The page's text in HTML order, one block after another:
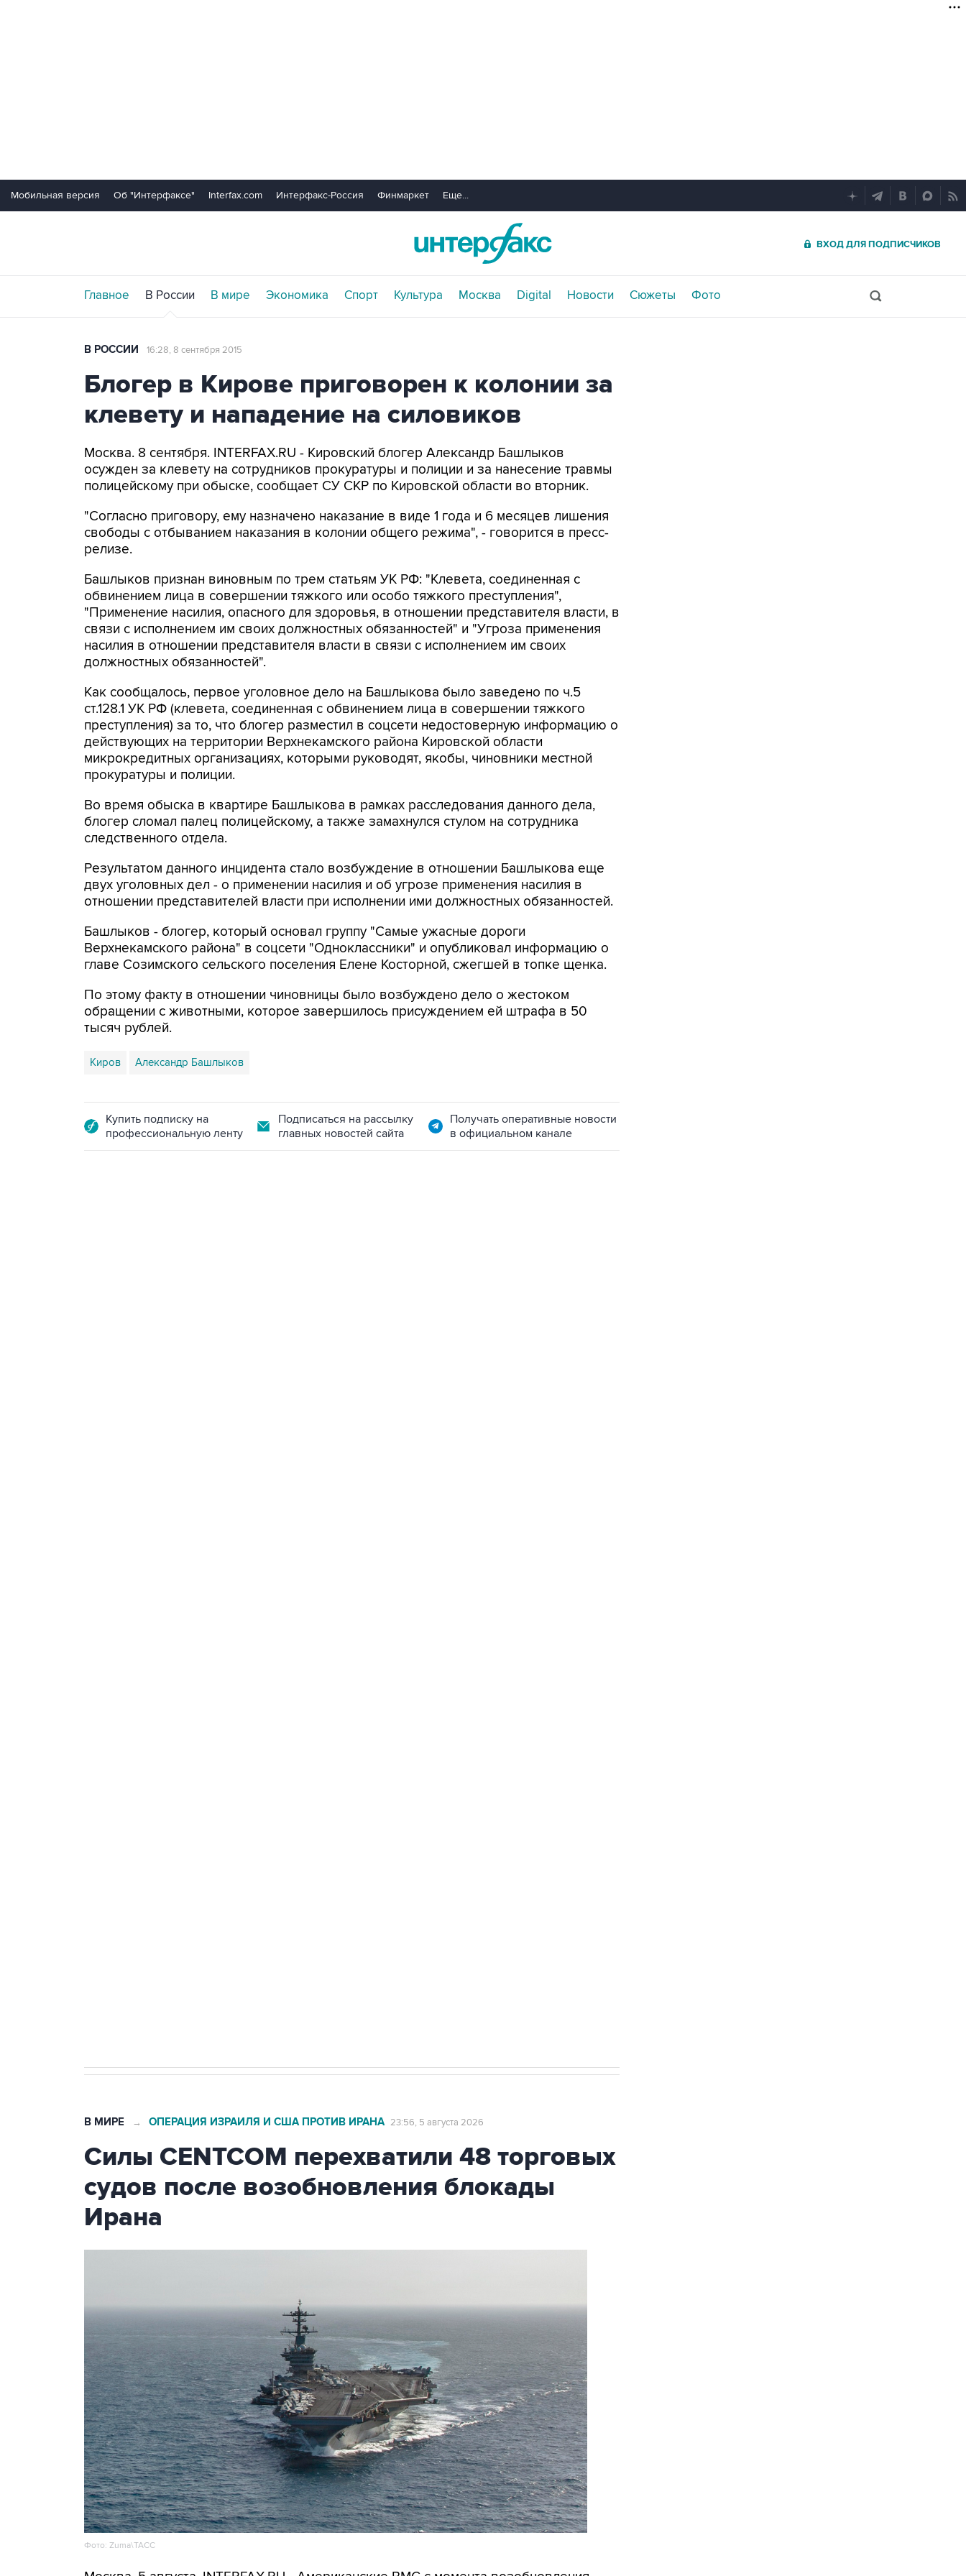
Мобильная версия Об "Интерфаксе" Interfax.com Интерфакс-Россия Финмаркет Еще...
ВХОД ДЛЯ ПОДПИСЧИКОВ
Главное В России В мире Экономика Спорт Культура Москва Digital Новости Сюжеты Фото
В РОССИИ 16:28, 8 сентября 2015
Блогер в Кирове приговорен к колонии за
клевету и нападение на силовиков
Москва. 8 сентября. INTERFAX.RU - Кировский блогер Александр Башлыков
осужден за клевету на сотрудников прокуратуры и полиции и за нанесение травмы
полицейскому при обыске, сообщает СУ СКР по Кировской области во вторник.
"Согласно приговору, ему назначено наказание в виде 1 года и 6 месяцев лишения
свободы с отбыванием наказания в колонии общего режима", - говорится в пресс-
релизе.
Башлыков признан виновным по трем статьям УК РФ: "Клевета, соединенная с
обвинением лица в совершении тяжкого или особо тяжкого преступления",
"Применение насилия, опасного для здоровья, в отношении представителя власти, в
связи с исполнением им своих должностных обязанностей" и "Угроза применения
насилия в отношении представителя власти в связи с исполнением им своих
должностных обязанностей".
Как сообщалось, первое уголовное дело на Башлыкова было заведено по ч.5
ст.128.1 УК РФ (клевета, соединенная с обвинением лица в совершении тяжкого
преступления) за то, что блогер разместил в соцсети недостоверную информацию о
действующих на территории Верхнекамского района Кировской области
микрокредитных организациях, которыми руководят, якобы, чиновники местной
прокуратуры и полиции.
Во время обыска в квартире Башлыкова в рамках расследования данного дела,
блогер сломал палец полицейскому, а также замахнулся стулом на сотрудника
следственного отдела.
Результатом данного инцидента стало возбуждение в отношении Башлыкова еще
двух уголовных дел - о применении насилия и об угрозе применения насилия в
отношении представителей власти при исполнении ими должностных обязанностей.
Башлыков - блогер, который основал группу "Самые ужасные дороги
Верхнекамского района" в соцсети "Одноклассники" и опубликовал информацию о
главе Созимского сельского поселения Елене Косторной, сжегшей в топке щенка.
По этому факту в отношении чиновницы было возбуждено дело о жестоком
обращении с животными, которое завершилось присуждением ей штрафа в 50
тысяч рублей.
Киров Александр Башлыков
Купить подписку на
профессиональную ленту
Подписаться на рассылку
главных новостей сайта
Получать оперативные новости
в официальном канале
В МИРЕ → ОПЕРАЦИЯ ИЗРАИЛЯ И США ПРОТИВ ИРАНА 23:56, 5 августа 2026
Силы CENTCOM перехватили 48 торговых
судов после возобновления блокады
Ирана
Фото: Zuma\ТАСС